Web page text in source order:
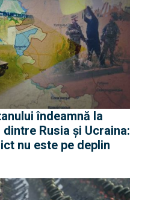
îndeamnă la
Rusia și Ucraina:
nu este pe deplin